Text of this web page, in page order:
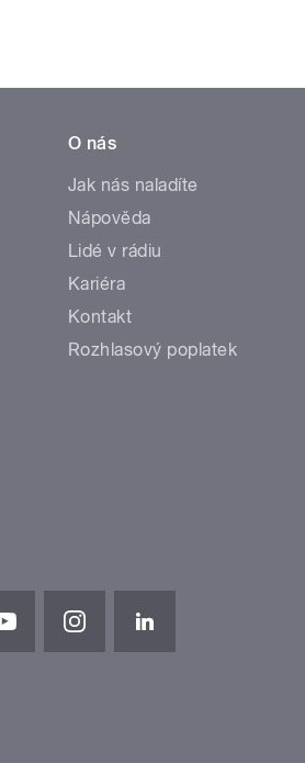
O nás
Jak nás naladíte
Nápověda
Lidé v rádiu
Kariéra
Kontakt
Rozhlasový poplatek